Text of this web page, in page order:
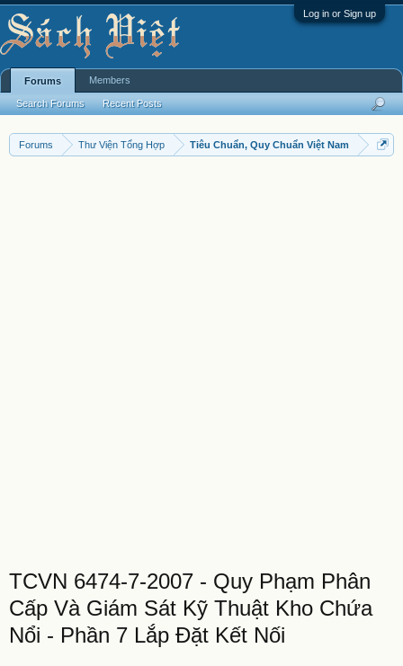
Log in or Sign up
Forums Thư Viện Tổng Hợp Tiêu Chuẩn, Quy Chuẩn Việt Nam
TCVN 6474-7-2007 - Quy Phạm Phân
Cấp Và Giám Sát Kỹ Thuật Kho Chứa
Nổi - Phần 7 Lắp Đặt Kết Nối
Forums
Search Forums Recent Posts
Members